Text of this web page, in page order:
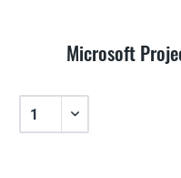
Microsoft